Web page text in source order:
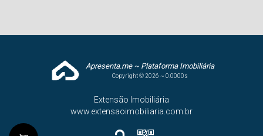
Apresenta.me ~ Plataforma Imobiliária
Copyright © 2026 ~ 0.0000s
Extensão Imobiliária
www.extensaoimobiliaria.com.br